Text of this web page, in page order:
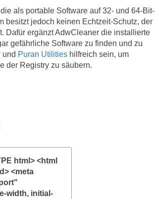
als portable Software auf 32- und 64-Bit-
besitzt jedoch keinen Echtzeit-Schutz, der
Dafür ergänzt AdwCleaner die installierte
gefährliche Software zu finden und zu
und Puran Utilities hilfreich sein, um
der Registry zu säubern.
html> <html
<meta
width, initial-